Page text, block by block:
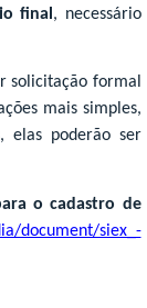
final , necessário
solicitação formal
mais simples,
elas poderão ser
o cadastro de
document/siex_-